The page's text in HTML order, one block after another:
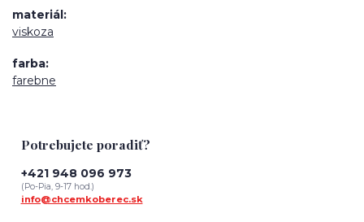
materiál
viskoza
farba
farebne
Potrebujete poradiť?
+421 948 096 973
(Po-Pia, 9-17 hod.)
info@chcemkoberec.sk